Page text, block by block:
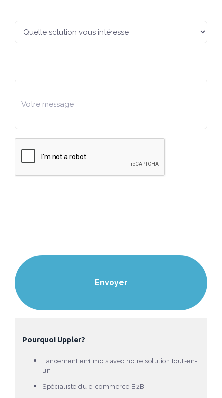
Pourquoi Uppler?
Lancement en1 mois avec notre solution tout-en-
un
Spécialiste du e-commerce B2B